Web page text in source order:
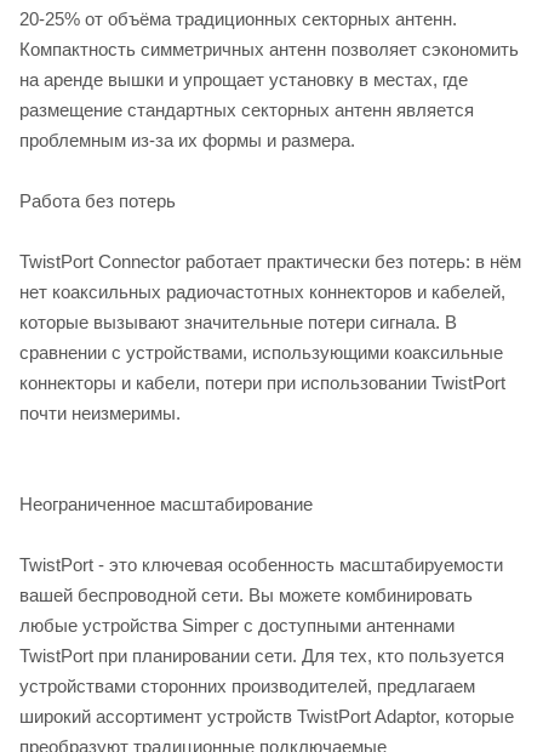
20-25% от объёма традиционных секторных антенн.
Компактность симметричных антенн позволяет сэкономить
на аренде вышки и упрощает установку в местах, где
размещение стандартных секторных антенн является
проблемным из-за их формы и размера.
Работа без потерь
TwistPort Connector работает практически без потерь: в нём
нет коаксильных радиочастотных коннекторов и кабелей,
которые вызывают значительные потери сигнала. В
сравнении с устройствами, использующими коаксильные
коннекторы и кабели, потери при использовании TwistPort
почти неизмеримы.
Неограниченное масштабирование
TwistPort - это ключевая особенность масштабируемости
вашей беспроводной сети. Вы можете комбинировать
любые устройства Simper с доступными антеннами
TwistPort при планировании сети. Для тех, кто пользуется
устройствами сторонних производителей, предлагаем
широкий ассортимент устройств TwistPort Adaptor, которые
преобразуют традиционные подключаемые